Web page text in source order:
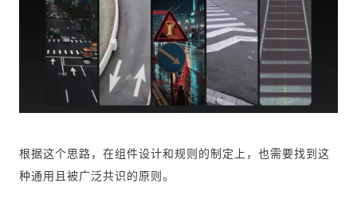
根据这个思路，在组件设计和规则的制定上，也需要找到这
种通用且被广泛共识的原则。